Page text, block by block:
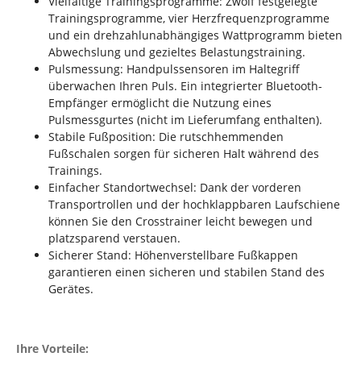
Trainingsprogramme, vier Herzfrequenzprogramme
und ein drehzahlunabhängiges Wattprogramm bieten
Abwechslung und gezieltes Belastungstraining.
Pulsmessung: Handpulssensoren im Haltegriff
überwachen Ihren Puls. Ein integrierter Bluetooth-
Empfänger ermöglicht die Nutzung eines
Pulsmessgurtes (nicht im Lieferumfang enthalten).
Stabile Fußposition: Die rutschhemmenden
Fußschalen sorgen für sicheren Halt während des
Trainings.
Einfacher Standortwechsel: Dank der vorderen
Transportrollen und der hochklappbaren Laufschiene
können Sie den Crosstrainer leicht bewegen und
platzsparend verstauen.
Sicherer Stand: Höhenverstellbare Fußkappen
garantieren einen sicheren und stabilen Stand des
Gerätes.
Ihre Vorteile: